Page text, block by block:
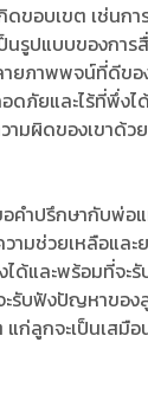
ดขอบเขต เช่นก
นรูปแบบของการ
ายภาพพจน์ที่ดีข
ดภัยและไร้ที่พึ่งไ
มผิดของเขาด้ว
คำปรึกษากับพ่อแ
ามช่วยเหลือและ
ด้และพร้อมที่จะ
รับฟังปัญหาของ
แก่ลูกจะเป็นเสมื